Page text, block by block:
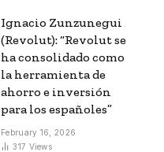
Ignacio Zunzunegui
(Revolut): “Revolut se
ha consolidado como
la herramienta de
ahorro e inversión
para los españoles”
February 16, 2026
317 Views